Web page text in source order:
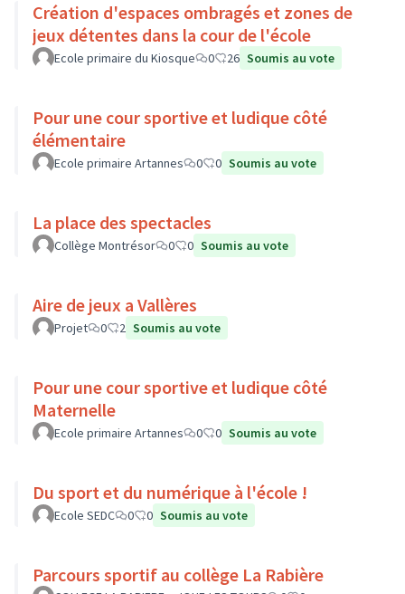
Création d'espaces ombragés et zones de
jeux détentes dans la cour de l'école
Ecole primaire du Kiosque 0 26 Soumis au vote
Pour une cour sportive et ludique côté
élémentaire
Ecole primaire Artannes 0 0 Soumis au vote
La place des spectacles
Collège Montrésor 0 0 Soumis au vote
Aire de jeux a Vallères
Projet 0 2 Soumis au vote
Pour une cour sportive et ludique côté
Maternelle
Ecole primaire Artannes 0 0 Soumis au vote
Du sport et du numérique à l'école !
Ecole SEDC 0 0 Soumis au vote
Parcours sportif au collège La Rabière